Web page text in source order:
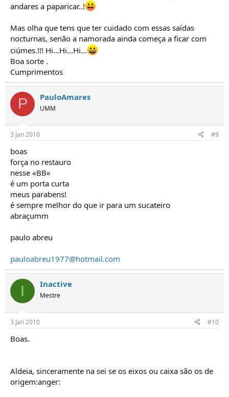
andares a paparicar..!
Mas olha que tens que ter cuidado com essas saídas
nocturnas, senão a namorada ainda começa a ficar com
ciúmes.!!! Hi...Hi...Hi...
Boa sorte .
Cumprimentos
P PauloAmares
UMM
3 Jan 2010 #9
boas
força no restauro
nesse «BB«
é um porta curta
meus parabens!
é sempre melhor do que ir para um sucateiro
abraçumm
paulo abreu
pauloabreu1977@hotmail.com
I Inactive
Mestre
3 Jan 2010 #10
Boas.
Aldeia, sinceramente na sei se os eixos ou caixa são os de
origem:anger: